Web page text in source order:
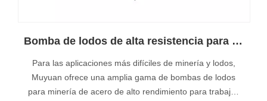
Bomba de lodos de alta resistencia para la minería de acero de alta resistencia
Para las aplicaciones más difíciles de minería y lodos,
Muyuan ofrece una amplia gama de bombas de lodos
para minería de acero de alto rendimiento para trabajos